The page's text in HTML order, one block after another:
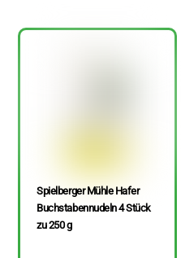
Spielberger Mühle Hafer
Buchstabennudeln 4 Stück
zu 250 g